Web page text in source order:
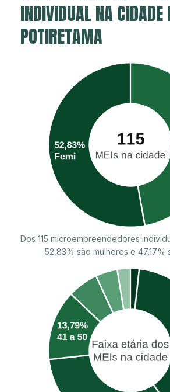
INDIVIDUAL NA CIDADE
POTIRETAMA
Dos 115 microempreendedores
52,83% são mulheres e 47,17%